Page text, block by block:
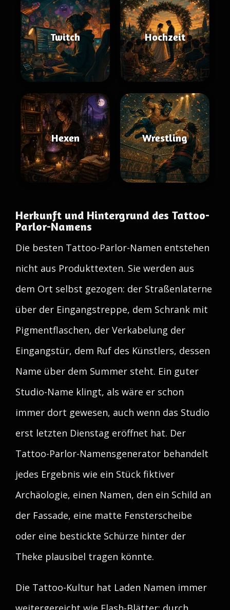
Twitch Hochzeit
Hexen Wrestling
Herkunft und Hintergrund des Tattoo-
Parlor-Namens
Die besten Tattoo-Parlor-Namen entstehen
nicht aus Produkttexten. Sie werden aus
dem Ort selbst gezogen: der Straßenlaterne
über der Eingangstreppe, dem Schrank mit
Pigmentflaschen, der Verkabelung der
Eingangstür, dem Ruf des Künstlers, dessen
Name über dem Summer steht. Ein guter
Studio-Name klingt, als wäre er schon
immer dort gewesen, auch wenn das Studio
erst letzten Dienstag eröffnet hat. Der
Tattoo-Parlor-Namensgenerator behandelt
jedes Ergebnis wie ein Stück fiktiver
Archäologie, einen Namen, den ein Schild an
der Fassade, eine matte Fensterscheibe
oder eine bestickte Schürze hinter der
Theke plausibel tragen könnte.
Die Tattoo-Kultur hat Laden Namen immer